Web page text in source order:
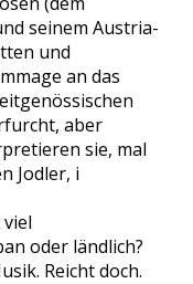
seinem Austria-
und
an das
aber
sie, mal
Jodler, i
oder ländlich?
Reicht doch.